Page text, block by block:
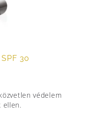
30
védelem
ellen.